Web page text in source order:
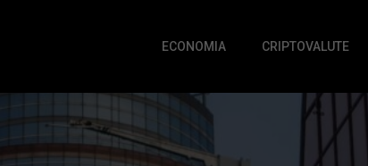
ECONOMIA CRIPTOVALUTE